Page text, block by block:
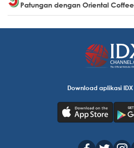
Patungan dengan Oriental
Download aplikasi